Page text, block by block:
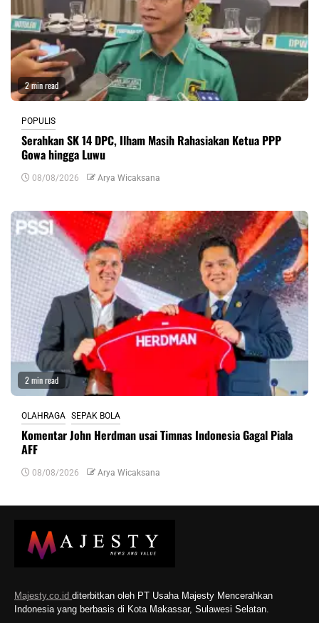
2 min read
POPULIS
Serahkan SK 14 DPC, Ilham Masih Rahasiakan Ketua PPP
Gowa hingga Luwu
08/08/2026 Arya Wicaksana
2 min read
OLAHRAGA SEPAK BOLA
Komentar John Herdman usai Timnas Indonesia Gagal Piala
AFF
08/08/2026 Arya Wicaksana
Majesty.co.id diterbitkan oleh PT Usaha Majesty Mencerahkan
Indonesia yang berbasis di Kota Makassar, Sulawesi Selatan.